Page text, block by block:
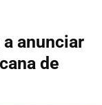
anunciar
de